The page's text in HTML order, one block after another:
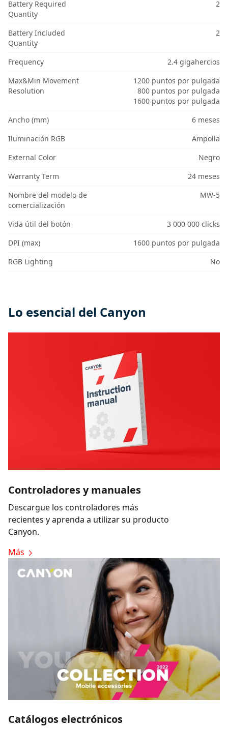
Battery Required
Quantity
2
Battery Included
Quantity
2
Frequency
2.4 gigahercios
Max&Min Movement
Resolution
1200 puntos por pulgada
800 puntos por pulgada
1600 puntos por pulgada
Ancho (mm)
6 meses
Iluminación RGB
Ampolla
External Color
Negro
Warranty Term
24 meses
Nombre del modelo de
comercialización
MW-5
Vida útil del botón
3 000 000 clicks
DPI (max)
1600 puntos por pulgada
RGB Lighting
No
Lo esencial del Canyon
Controladores y manuales
Descargue los controladores más
recientes y aprenda a utilizar su producto
Canyon.
Más
Catálogos electrónicos